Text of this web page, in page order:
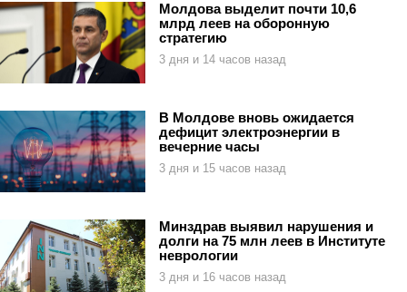
Молдова выделит почти 10,6
млрд леев на оборонную
стратегию
3 дня и 14 часов назад
В Молдове вновь ожидается
дефицит электроэнергии в
вечерние часы
3 дня и 15 часов назад
Минздрав выявил нарушения и
долги на 75 млн леев в Институте
неврологии
3 дня и 16 часов назад